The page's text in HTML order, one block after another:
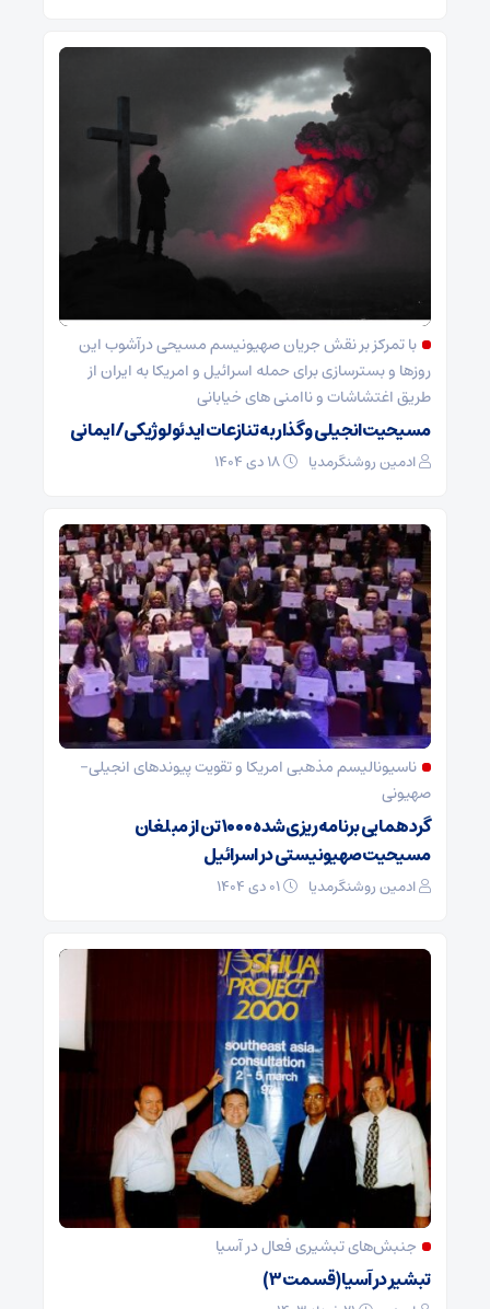
با تمرکز بر نقش جریان صهیونیسم مسیحی درآشوب این
روزها و بسترسازی برای حمله اسرائیل و امریکا به ایران از
طریق اغتشاشات و ناامنی های خیابانی
مسیحیت‌انجیلی و گذار به تنازعات ایدئولوژیکی/ایمانی
ادمین روشنگرمدیا
ناسیونالیسم مذهبی امریکا و تقویت پیوندهای انجیلی-
صهیونی
گردهمایی برنامه‌ریزی‌شده ۱۰۰۰ تن از مبلغان
مسیحیت‌صهیونیستی در اسرائیل
ادمین روشنگرمدیا
جنبش‌های تبشیری فعال در آسیا
تبشیر در آسیا (قسمت ۳)